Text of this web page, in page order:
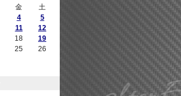
金
土
4
5
11
12
18
19
25
26